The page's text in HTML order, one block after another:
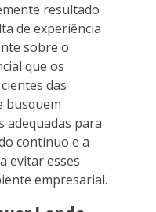
resultado
de experiência
sobre o
que os
das
busquem
adequadas para
contínuo e a
evitar esses
empresarial.